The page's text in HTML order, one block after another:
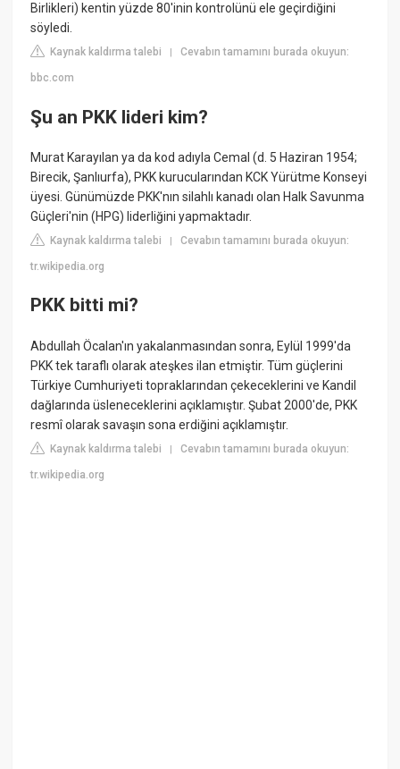
Birlikleri) kentin yüzde 80'inin kontrolünü ele geçirdiğini
söyledi.
Kaynak kaldırma talebi |Cevabın tamamını burada okuyun:
bbc.com
Şu an PKK lideri kim?
Murat Karayılan ya da kod adıyla Cemal (d. 5 Haziran 1954;
Birecik, Şanlıurfa), PKK kurucularından KCK Yürütme Konseyi
üyesi. Günümüzde PKK'nın silahlı kanadı olan Halk Savunma
Güçleri'nin (HPG) liderliğini yapmaktadır.
Kaynak kaldırma talebi |Cevabın tamamını burada okuyun:
tr.wikipedia.org
PKK bitti mi?
Abdullah Öcalan'ın yakalanmasından sonra, Eylül 1999'da
PKK tek taraflı olarak ateşkes ilan etmiştir. Tüm güçlerini
Türkiye Cumhuriyeti topraklarından çekeceklerini ve Kandil
dağlarında üsleneceklerini açıklamıştır. Şubat 2000'de, PKK
resmî olarak savaşın sona erdiğini açıklamıştır.
Kaynak kaldırma talebi |Cevabın tamamını burada okuyun:
tr.wikipedia.org